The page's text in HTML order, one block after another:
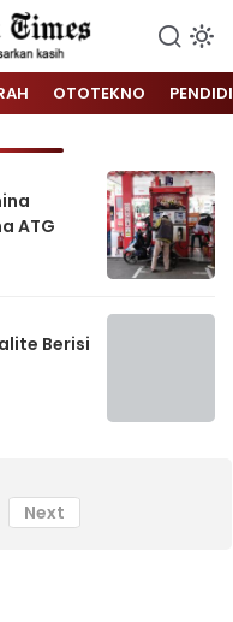
OTOTEKNO
ATG
Berisi
Next